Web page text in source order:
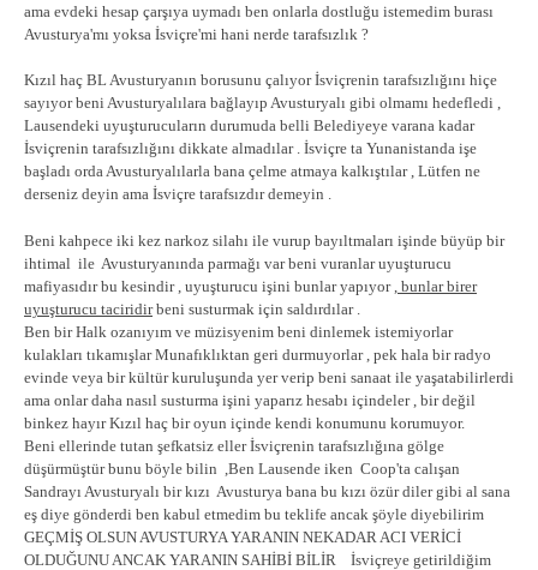
ama evdeki hesap çarşıya uymadı ben onlarla dostluğu istemedim burası
Avusturya'mı yoksa İsviçre'mi hani nerde tarafsızlık ?
Kızıl haç BL Avusturyanın borusunu çalıyor İsviçrenin tarafsızlığını hiçe
sayıyor beni Avusturyalılara bağlayıp Avusturyalı gibi olmamı hedefledi ,
Lausendeki uyuşturucuların durumuda belli Belediyeye varana kadar
İsviçrenin tarafsızlığını dikkate almadılar . İsviçre ta Yunanistanda işe
başladı orda Avusturyalılarla bana çelme atmaya kalkıştılar , Lütfen ne
derseniz deyin ama İsviçre tarafsızdır demeyin .
Beni kahpece iki kez narkoz silahı ile vurup bayıltmaları işinde büyüp bir
ihtimal ile Avusturyanında parmağı var beni vuranlar uyuşturucu
mafiyasıdır bu kesindir , uyuşturucu işini bunlar yapıyor , bunlar birer
uyuşturucu taciridirbeni susturmak için saldırdılar .
Ben bir Halk ozanıyım ve müzisyenim beni dinlemek istemiyorlar
kulakları tıkamışlar Munafıklıktan geri durmuyorlar , pek hala bir radyo
evinde veya bir kültür kuruluşunda yer verip beni sanaat ile yaşatabilirlerdi
ama onlar daha nasıl susturma işini yaparız hesabı içindeler , bir değil
binkez hayır Kızıl haç bir oyun içinde kendi konumunu korumuyor.
Beni ellerinde tutan şefkatsiz eller İsviçrenin tarafsızlığına gölge
düşürmüştür bunu böyle bilin ,Ben Lausende iken Coop'ta calışan
Sandrayı Avusturyalı bir kızı Avusturya bana bu kızı özür diler gibi al sana
eş diye gönderdi ben kabul etmedim bu teklife ancak şöyle diyebilirim
GEÇMİŞ OLSUN AVUSTURYA YARANIN NEKADAR ACI VERİCİ
OLDUĞUNU ANCAK YARANIN SAHİBİ BİLİR İsviçreye getirildiğim